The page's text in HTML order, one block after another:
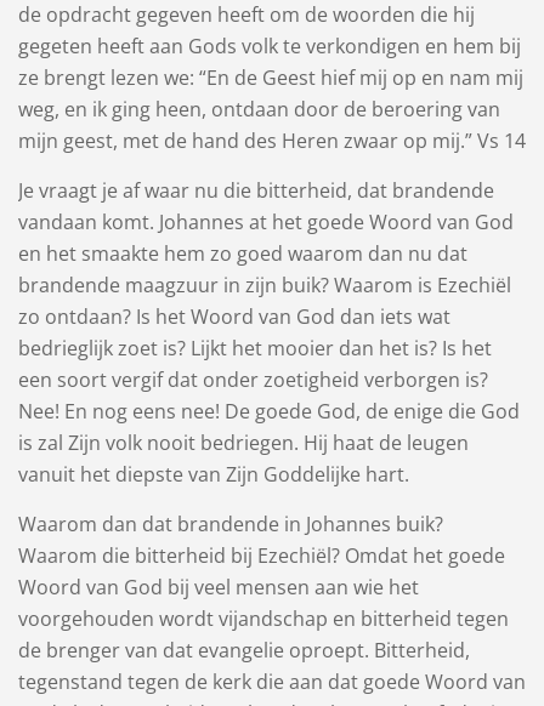
de opdracht gegeven heeft om de woorden die hij
gegeten heeft aan Gods volk te verkondigen en hem bij
ze brengt lezen we: “En de Geest hief mij op en nam mij
weg, en ik ging heen, ontdaan door de beroering van
mijn geest, met de hand des Heren zwaar op mij.” Vs 14
Je vraagt je af waar nu die bitterheid, dat brandende
vandaan komt. Johannes at het goede Woord van God
en het smaakte hem zo goed waarom dan nu dat
brandende maagzuur in zijn buik? Waarom is Ezechiël
zo ontdaan? Is het Woord van God dan iets wat
bedrieglijk zoet is? Lijkt het mooier dan het is? Is het
een soort vergif dat onder zoetigheid verborgen is?
Nee! En nog eens nee! De goede God, de enige die God
is zal Zijn volk nooit bedriegen. Hij haat de leugen
vanuit het diepste van Zijn Goddelijke hart.
Waarom dan dat brandende in Johannes buik?
Waarom die bitterheid bij Ezechiël? Omdat het goede
Woord van God bij veel mensen aan wie het
voorgehouden wordt vijandschap en bitterheid tegen
de brenger van dat evangelie oproept. Bitterheid,
tegenstand tegen de kerk die aan dat goede Woord van